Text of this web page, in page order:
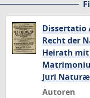
Dissertatio
Recht der
Heirath mit
Juri Naturæ
Autoren